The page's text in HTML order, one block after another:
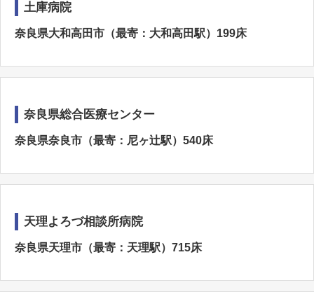
土庫病院
奈良県大和高田市（最寄：大和高田駅）199床
奈良県総合医療センター
奈良県奈良市（最寄：尼ヶ辻駅）540床
天理よろづ相談所病院
奈良県天理市（最寄：天理駅）715床